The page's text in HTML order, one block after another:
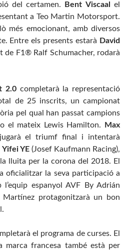
del certamen.
Bent Viscaal
el
a Teo Martin Motorsport.
més emocionant, amb diversos
Entre els presents estarà David
de F1® Ralf Schumacher, rodarà
2.0 completarà la representació
de 25 inscrits, un campionat
pel qual han passat campions
el mateix Lewis Hamilton.
Max
el triumf final i intentarà
Yifei YE (Josef Kaufmann Racing),
lluita per la corona del 2018. El
oficialitzar la seva participació a
espanyol AVF By Adrián
protagonitzarà un bon
el programa de curses. El
marca francesa també està per